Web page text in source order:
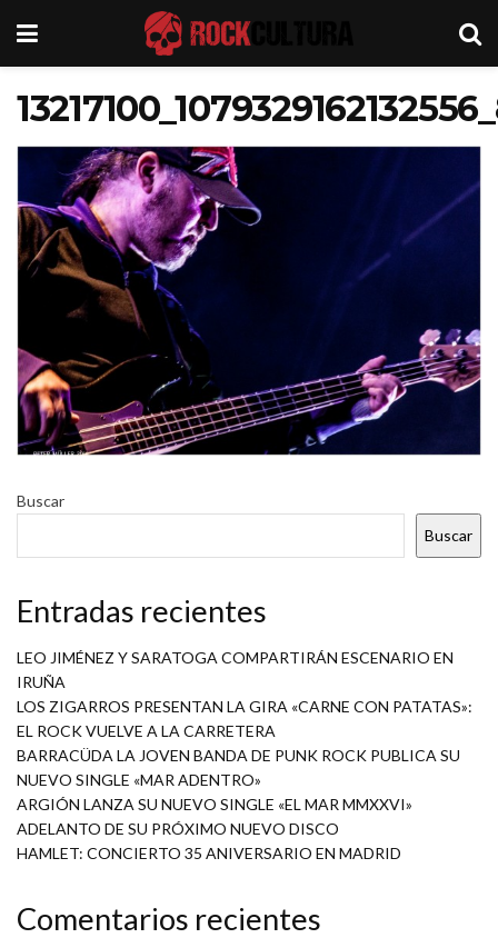
Buscar
Buscar
Entradas recientes
LEO JIMÉNEZ Y SARATOGA COMPARTIRÁN ESCENARIO EN
IRUÑA
LOS ZIGARROS PRESENTAN LA GIRA «CARNE CON PATATAS»:
EL ROCK VUELVE A LA CARRETERA
BARRACÜDA LA JOVEN BANDA DE PUNK ROCK PUBLICA SU
NUEVO SINGLE «MAR ADENTRO»
ARGIÓN LANZA SU NUEVO SINGLE «EL MAR MMXXVI»
ADELANTO DE SU PRÓXIMO NUEVO DISCO
HAMLET: CONCIERTO 35 ANIVERSARIO EN MADRID
Comentarios recientes